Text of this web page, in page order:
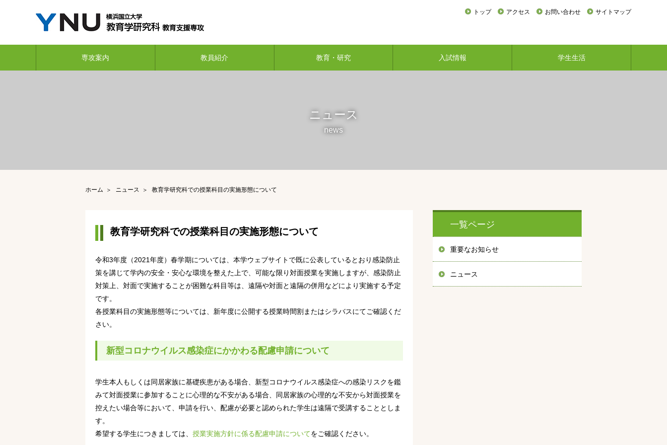
トップ アクセス お問い合わせ サイトマップ
専攻案内 教員紹介 教育・研究 入試情報 学生生活
ニュース
news
ホーム ニュース 教育学研究科での授業科目の実施形態について
教育学研究科での授業科目の実施形態について
令和3年度（2021年度）春学期については、本学ウェブサイトで既に公表しているとおり感染防止
策を講じて学内の安全・安心な環境を整えた上で、可能な限り対面授業を実施しますが、感染防止
対策上、対面で実施することが困難な科目等は、遠隔や対面と遠隔の併用などにより実施する予定
です。
各授業科目の実施形態等については、新年度に公開する授業時間割またはシラバスにてご確認くだ
さい。
新型コロナウイルス感染症にかかわる配慮申請について
学生本人もしくは同居家族に基礎疾患がある場合、新型コロナウイルス感染症への感染リスクを鑑
みて対面授業に参加することに心理的な不安がある場合、同居家族の心理的な不安から対面授業を
控えたい場合等において、申請を行い、配慮が必要と認められた学生は遠隔で受講することとしま
す。
希望する学生につきましては、 授業実施方針に係る配慮申請についてをご確認ください。
一覧ページ
重要なお知らせ
ニュース